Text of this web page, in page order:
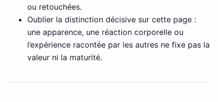
ou retouchées.
Oublier la distinction décisive sur cette page :
une apparence, une réaction corporelle ou
l’expérience racontée par les autres ne fixe pas la
valeur ni la maturité.